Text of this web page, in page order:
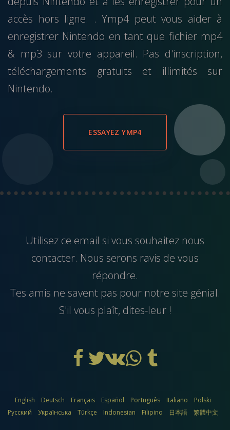
accès hors ligne. . Ymp4 peut vous aider à
enregistrer Nintendo en tant que fichier mp4
& mp3 sur votre appareil. Pas d'inscription,
téléchargements gratuits et illimités sur
Nintendo.
ESSAYEZ YMP4
Utilisez ce email si vous souhaitez nous
contacter. Nous serons ravis de vous
répondre.
Tes amis ne savent pas pour notre site génial.
S'il vous plaît, dites-leur !
English Deutsch Français Español Português Italiano
Polski
Русский
Українська Türkçe Indonesian Filipino 日本語 繁體中文